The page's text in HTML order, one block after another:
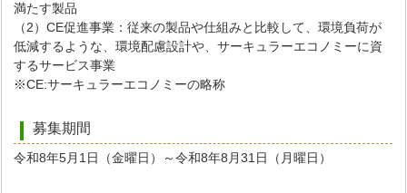
満たす製品
（2）CE促進事業：従来の製品や仕組みと比較して、環境負荷が
低減するような、環境配慮設計や、サーキュラーエコノミーに資
するサービス事業
※CE:サーキュラーエコノミーの略称
募集期間
令和8年5月1日（金曜日）～令和8年8月31日（月曜日）